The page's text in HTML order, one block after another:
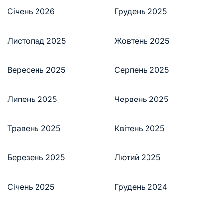
Січень 2026 Грудень 2025
Листопад 2025 Жовтень 2025
Вересень 2025 Серпень 2025
Липень 2025 Червень 2025
Травень 2025 Квітень 2025
Березень 2025 Лютий 2025
Січень 2025 Грудень 2024